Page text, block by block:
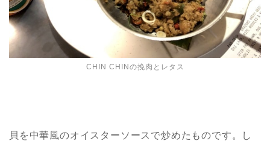
CHIN CHINの挽肉とレタス
貝を中華風のオイスターソースで炒めたものです。し